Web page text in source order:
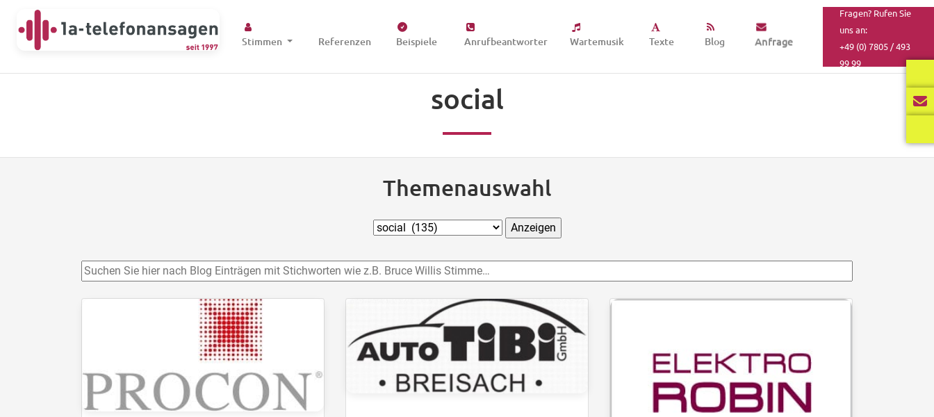
Stimmen Referenzen Beispiele Anrufbeantworter Wartemusik Texte Blog Anfrage
Fragen? Rufen Sie
uns an:
+49 (0) 7805 / 493
99 99
social
Themenauswahl